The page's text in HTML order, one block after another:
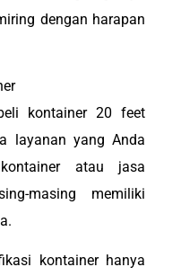
dengan harapan
kontainer 20 feet
layanan yang Anda
atau jasa
masing memiliki
kontainer hanya